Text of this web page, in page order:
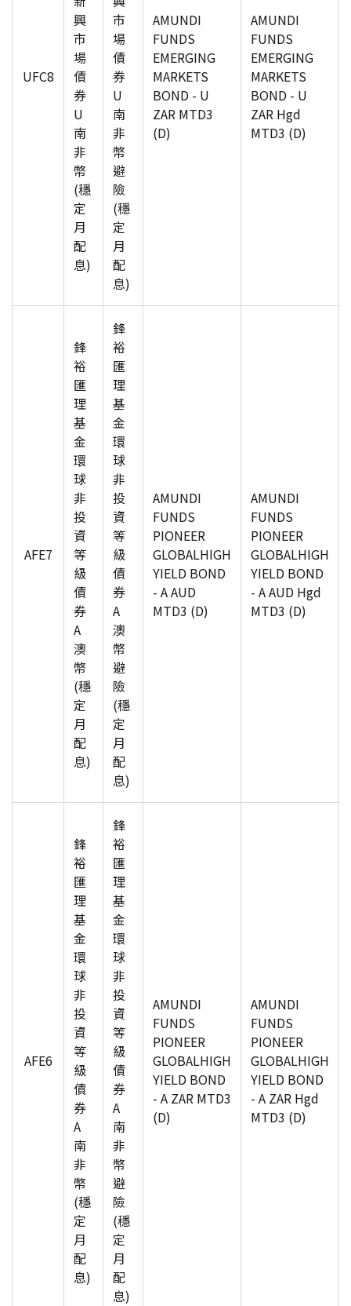
UFC8
興
市
場
債
券
U
南
非
幣
(穩
定
月
配
息)
市
場
債
券
U
南
非
幣
避
險
(穩
定
月
配
息)
AMUNDI
FUNDS
EMERGING
MARKETS
BOND - U
ZAR MTD3
(D)
AMUNDI
FUNDS
EMERGING
MARKETS
BOND - U
ZAR Hgd
MTD3 (D)
AFE7
鋒
裕
匯
理
基
金
環
球
非
投
資
等
級
債
券
A
澳
幣
(穩
定
月
配
息)
鋒
裕
匯
理
基
金
環
球
非
投
資
等
級
債
券
A
澳
幣
避
險
(穩
定
月
配
息)
AMUNDI
FUNDS
PIONEER
GLOBALHIGH
YIELD BOND
- A AUD
MTD3 (D)
AMUNDI
FUNDS
PIONEER
GLOBALHIGH
YIELD BOND
- A AUD Hgd
MTD3 (D)
AFE6
鋒
裕
匯
理
基
金
環
球
非
投
資
等
級
債
券
A
南
非
幣
(穩
定
月
配
息)
鋒
裕
匯
理
基
金
環
球
非
投
資
等
級
債
券
A
南
非
幣
避
險
(穩
定
月
配
息)
AMUNDI
FUNDS
PIONEER
GLOBALHIGH
YIELD BOND
- A ZAR MTD3
(D)
AMUNDI
FUNDS
PIONEER
GLOBALHIGH
YIELD BOND
- A ZAR Hgd
MTD3 (D)